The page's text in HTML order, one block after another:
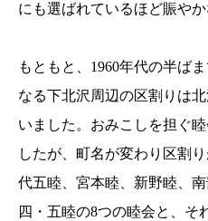
にも選ばれているほど賑やか
もともと、1960年代の半ば
なる下北沢周辺の区割りは
いました。おみこしを担ぐ
したが、町名が変わり区割
代五睦、宮本睦、新野睦、
四・五睦の8つの睦会と、そ